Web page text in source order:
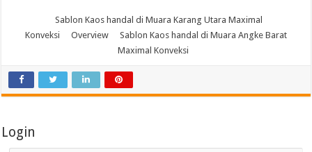
Sablon Kaos handal di Muara Karang Utara Maximal
Konveksi
Overview
Sablon Kaos handal di Muara Angke Barat
Maximal Konveksi
Login